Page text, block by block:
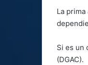
La
Si es un
(DGAC).